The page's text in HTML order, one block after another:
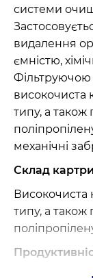
системи
видалення
ємністю,
високочиста
типу, а також
механічні
Склад
Високочиста
типу, а також